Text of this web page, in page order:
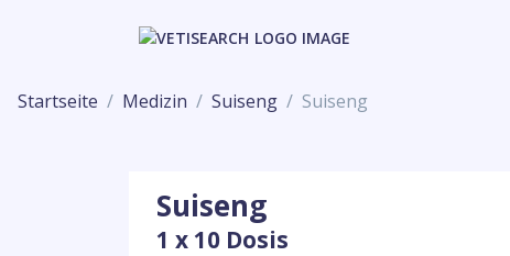
Startseite Medizin Suiseng Suiseng
Suiseng
1 x 10 Dosis